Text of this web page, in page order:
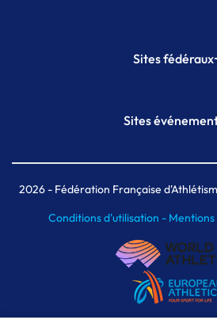
Sites fédéraux
Plateforme
Sites
Meeting de Paris
MAIF Ekiden de
2026- Fédération Française
Conditions d'utilisation -